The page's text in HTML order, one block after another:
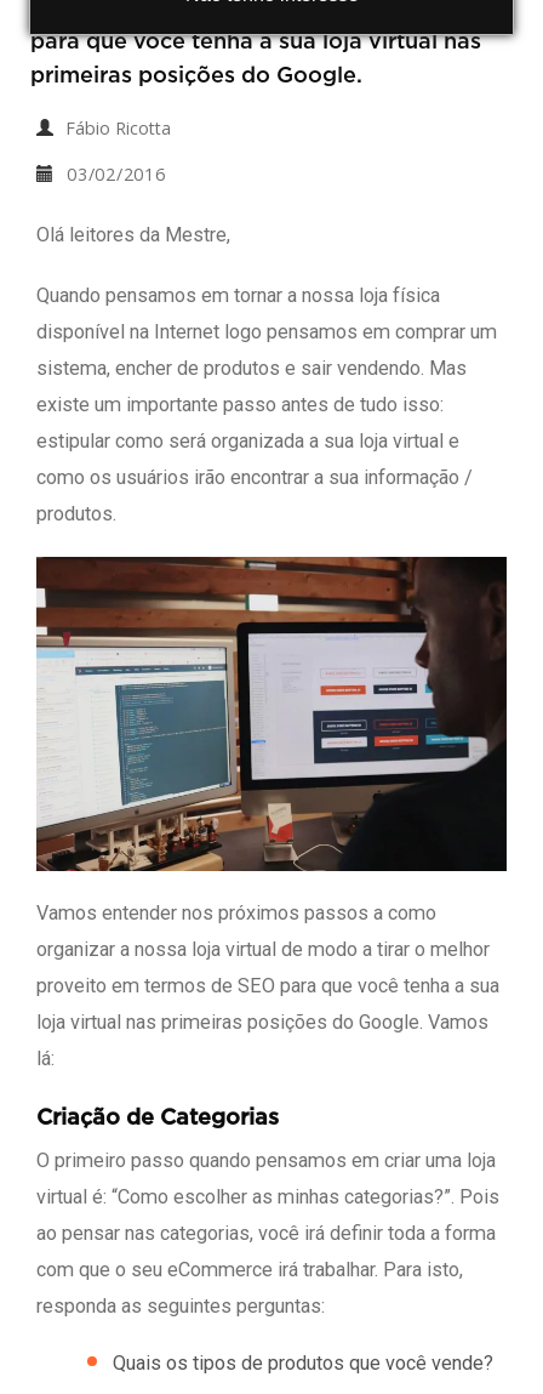
tirar o melhor proveito em termos de SEO
para que você tenha a sua loja virtual nas
primeiras posições do Google.
Fábio Ricotta
03/02/2016
Olá leitores da Mestre,
Quando pensamos em tornar a nossa loja física
disponível na Internet logo pensamos em comprar um
sistema, encher de produtos e sair vendendo. Mas
existe um importante passo antes de tudo isso:
estipular como será organizada a sua loja virtual e
como os usuários irão encontrar a sua informação /
produtos.
Vamos entender nos próximos passos a como
organizar a nossa loja virtual de modo a tirar o melhor
proveito em termos de SEO para que você tenha a sua
loja virtual nas primeiras posições do Google. Vamos
lá:
Criação de Categorias
O primeiro passo quando pensamos em criar uma loja
virtual é: “Como escolher as minhas categorias?”. Pois
ao pensar nas categorias, você irá definir toda a forma
com que o seu eCommerce irá trabalhar. Para isto,
responda as seguintes perguntas:
Quais os tipos de produtos que você vende?